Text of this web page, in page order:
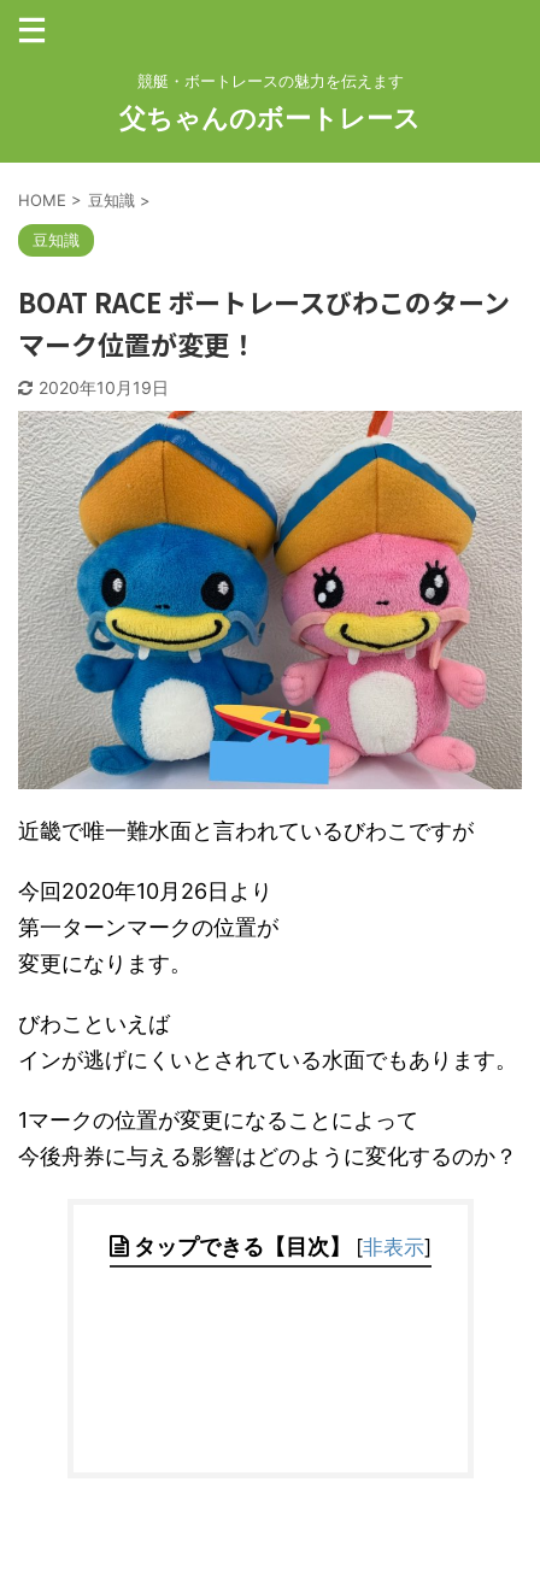
競艇・ボートレースの魅力を伝えます
父ちゃんのボートレース
HOME > 豆知識 >
豆知識
BOAT RACE ボートレースびわこのターン
マーク位置が変更！
2020年10月19日
近畿で唯一難水面と言われているびわこですが
今回2020年10月26日より
第一ターンマークの位置が
変更になります。
びわこといえば
インが逃げにくいとされている水面でもあります。
1マークの位置が変更になることによって
今後舟券に与える影響はどのように変化するのか？
タップできる【目次】 [非表示]